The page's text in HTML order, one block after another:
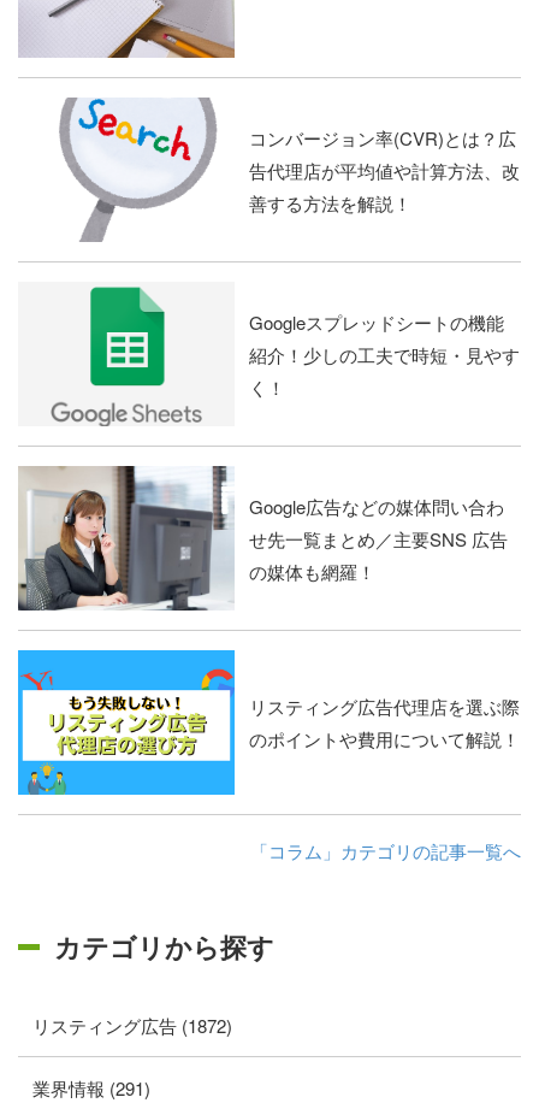
コンバージョン率(CVR)とは？広
告代理店が平均値や計算方法、改
善する方法を解説！
Googleスプレッドシートの機能
紹介！少しの工夫で時短・見やす
く！
Google広告などの媒体問い合わ
せ先一覧まとめ／主要SNS 広告
の媒体も網羅！
リスティング広告代理店を選ぶ際
のポイントや費用について解説！
「コラム」カテゴリの記事一覧へ
カテゴリから探す
リスティング広告 (1872)
業界情報 (291)